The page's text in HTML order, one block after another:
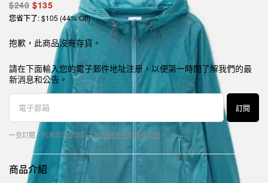
$240 $135
您省下了: $105 (44% Off)
抱歉，此商品沒有存貨。
請在下面輸入您的電子郵件地址注册，以便第一時間了解我們的最
新消息和公告。
訂閱
一旦訂閱，代表您同意本公司的使用條款和隱私政策 。
商品介紹